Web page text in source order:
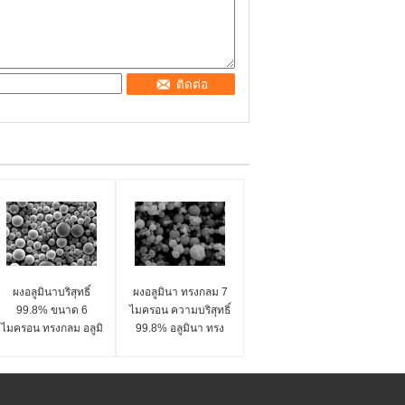
ติดต่อ
ผงอลูมินาบริสุทธิ์
99.8% ขนาด 6
ไมครอน ทรงกลม อลูมิ
ผงอลูมินา ทรงกลม 7
ไมครอน ความบริสุทธิ์
99.8% อลูมินา ทรง